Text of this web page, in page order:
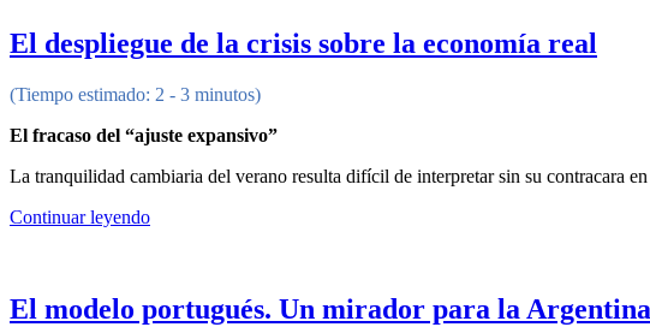
El despliegue de la crisis sobre la economía real
(Tiempo estimado: 2 - 3 minutos)
El fracaso del “ajuste expansivo”
La tranquilidad cambiaria del verano resulta difícil de interpretar sin su contracara
Continuar leyendo
El modelo portugués. Un mirador para la